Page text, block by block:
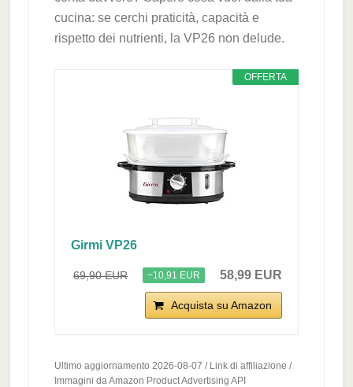
cucina: se cerchi praticità, capacità e
rispetto dei nutrienti, la VP26 non delude.
OFFERTA
Girmi VP26
69,90 EUR −10,91 EUR 58,99 EUR
Acquista su Amazon
Ultimo aggiornamento 2026-08-07 / Link di affiliazione /
Immagini da Amazon Product Advertising API